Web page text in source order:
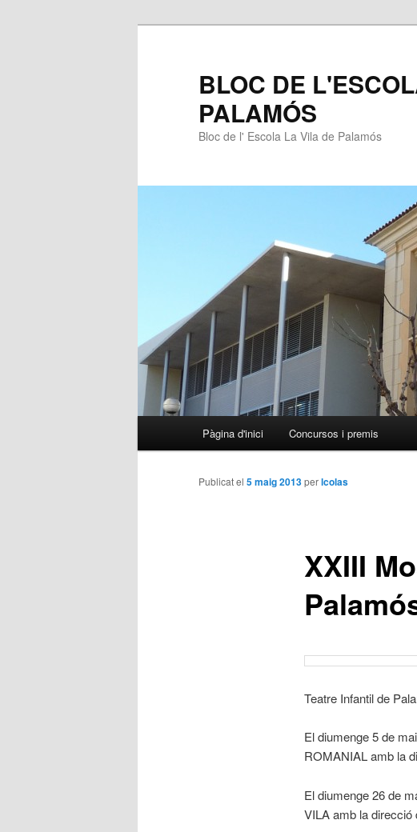
BLOC DE
PALAMÓS
Bloc de l' Escola La Vila de Palamós
Aneu
al
Pàgina d'inici Concursos i premis
XXIII
Publicat el 5 maig 2013perlcolas
Teatre Infantil de
El diumenge 5 de
ROMANIAL amb la
El diumenge 26 de
VILA amb la direcció